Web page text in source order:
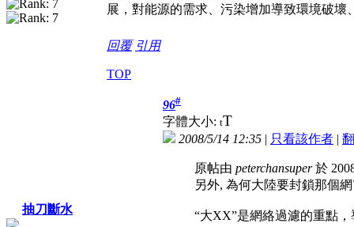
展，對能源的需求、污染增加導致環境破壞
回覆 引用
TOP
抽刀斷水
96#
字體大小: tT
2008/5/14 12:35 | 只看該作者 |
原帖由 peterchansuper於
另外, 為何大陸要封鎖那個網
“大XX”是網絡過濾的重點